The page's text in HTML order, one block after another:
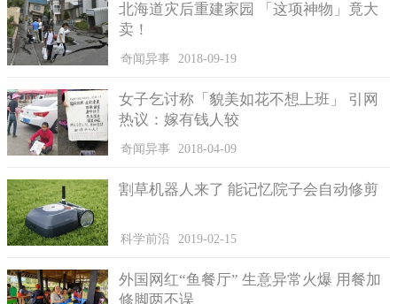
北海道灾后重建家园 「这项神物」竟大
卖！
奇闻异事 2018-09-19
女子乞讨称「貌美如花不想上班」 引网
热议：嫁有钱人较
奇闻异事 2018-04-09
割草机器人来了 能记忆院子会自动修剪
科学前沿 2019-02-15
外国网红“鱼餐厅” 生意异常火爆 用餐加
修脚两不误